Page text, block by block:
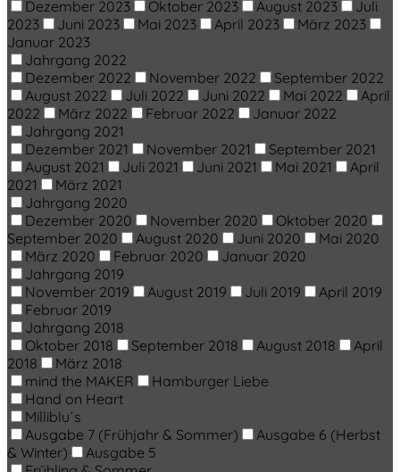
Dezember 2023
Oktober 2023 August 2023
Juli
2023
Juni 2023 Mai 2023 April 2023
März 2023
Januar 2023
Jahrgang 2022
Dezember 2022
November 2022
September 2022
August 2022
Juli 2022 Juni 2022 Mai 2022
April
2022
März 2022 Februar 2022
Januar 2022
Jahrgang 2021
Dezember 2021
November 2021
September 2021
August 2021
Juli 2021 Juni 2021 Mai 2021
April
2021
März 2021
Jahrgang 2020
Dezember 2020
November 2020
Oktober 2020
September 2020
August 2020 Juni 2020
Mai 2020
März 2020
Februar 2020
Januar 2020
Jahrgang 2019
November 2019
August 2019 Juli 2019
April 2019
Februar 2019
Jahrgang 2018
Oktober 2018
September 2018 August 2018
April
2018
März 2018
mind the MAKER
Hamburger Liebe
Hand on Heart
Milliblu´s
Ausgabe 7 (Frühjahr & Sommer)
Ausgabe 6 (Herbst
& Winter)
Ausgabe 5